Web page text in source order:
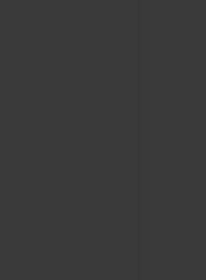
الساعين للوصول
الأبيض المتوسط ​​على
برحلتهم نحو الحلم
يكون المهربون ليبيين أو
وعودا و"ضمانات"
مقابل مبالغ طائلة. لكن
كله، لا تزال حوادث